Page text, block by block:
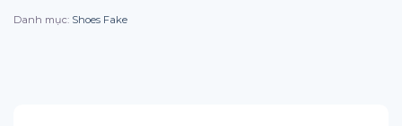
Danh mục: Shoes Fake